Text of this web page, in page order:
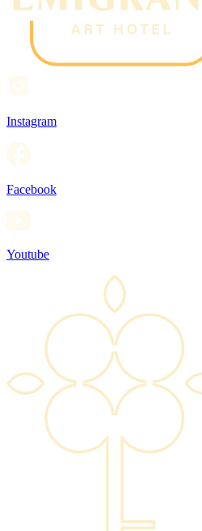
Instagram
Facebook
Youtube